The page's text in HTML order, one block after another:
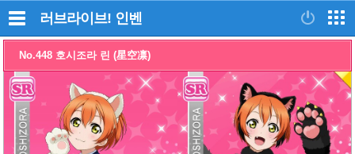
러브라이브! 인벤
No.448 호시조라 린 (星空凛)